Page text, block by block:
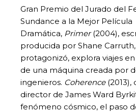
Gran Premio del Jurado del
Sundance a la Mejor Película
Dramática, Primer(2004),
producida por Shane
protagonizó, explora viajes
de una máquina creada por
ingenieros. Coherence(2013),
director de James Ward
fenómeno cósmico, el paso